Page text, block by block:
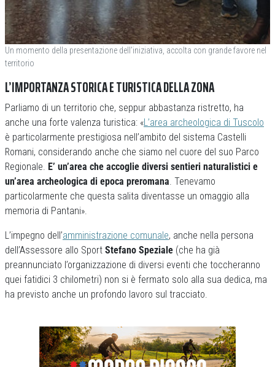
Un momento della presentazione dell’iniziativa, accolta con grande favore nel
territorio
L’IMPORTANZA STORICA E TURISTICA DELLA ZONA
Parliamo di un territorio che, seppur abbastanza ristretto, ha
anche una forte valenza turistica: «L’area archeologica di Tuscolo
è particolarmente prestigiosa nell’ambito del sistema Castelli
Romani, considerando anche che siamo nel cuore del suo Parco
Regionale. E’ un’area che accoglie diversi sentieri naturalistici e
un’area archeologica di epoca preromana. Tenevamo
particolarmente che questa salita diventasse un omaggio alla
memoria di Pantani».
L’impegno dell’amministrazione comunale, anche nella persona
dell’Assessore allo Sport Stefano Speziale (che ha già
preannunciato l’organizzazione di diversi eventi che toccheranno
quei fatidici 3 chilometri) non si è fermato solo alla sua dedica, ma
ha previsto anche un profondo lavoro sul tracciato.